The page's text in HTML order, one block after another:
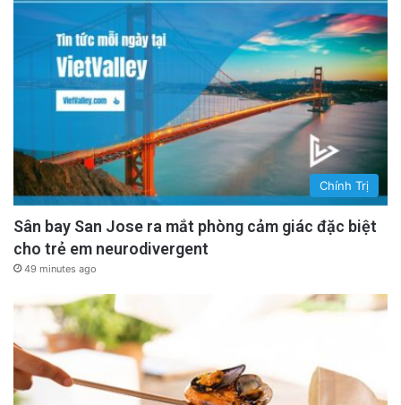
Chính Trị
Sân bay San Jose ra mắt phòng cảm giác đặc biệt
cho trẻ em neurodivergent
49 minutes ago